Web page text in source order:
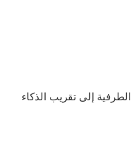
إلى تقريب الذكاء